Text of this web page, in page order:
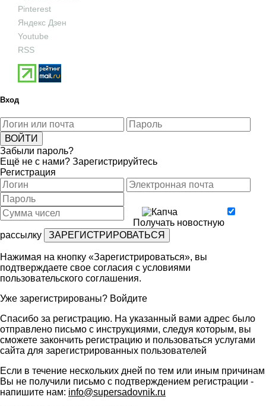
Pinterest
Яндекс Дзен
Youtube
RSS
Вход
Забыли пароль?
Ещё не с нами? Зарегистрируйтесь
Регистрация
Получать новостную
рассылку
Нажимая на кнопку «Зарегистрироваться», вы
подтверждаете свое согласия с условиями
пользовательского соглашения.
Уже зарегистрированы? Войдите
Спасибо за регистрацию. На указанный вами адрес было
отправлено письмо с инструкциями, следуя которым, вы
сможете закончить регистрацию и пользоваться услугами
сайта для зарегистрированных пользователей
Если в течение нескольких дней по тем или иным причинам
Вы не получили письмо с подтверждением регистрации -
напишите нам: info@supersadovnik.ru